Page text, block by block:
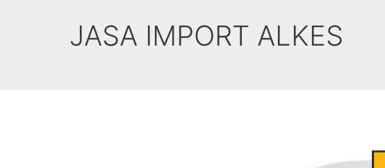
JASA IMPORT ALKES